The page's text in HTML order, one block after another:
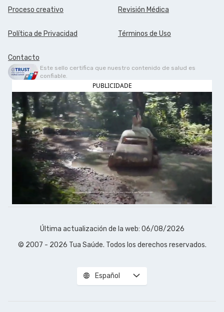
Proceso creativo Revisión Médica
Política de Privacidad Términos de Uso
Contacto
Este sello certifica que nuestro contenido de salud es
confiable.
PUBLICIDADE
Última actualización de la web: 06/08/2026
© 2007 - 2026 Tua Saúde. Todos los derechos reservados.
Español